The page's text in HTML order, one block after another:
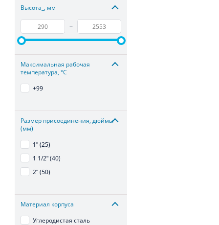
Высота_, мм
–
Максимальная рабочая
температура, °С
+99
Размер присоединения, дюймы
(мм)
1ʺ (25)
1 1/2ʺ (40)
2ʺ (50)
Материал корпуса
Углеродистая сталь